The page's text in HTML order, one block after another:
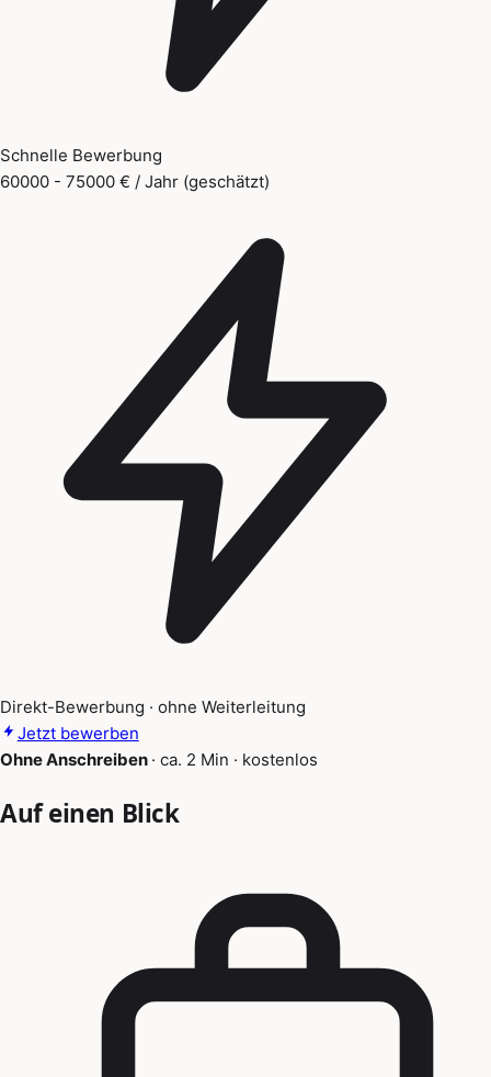
Schnelle Bewerbung
60000 - 75000 € / Jahr (geschätzt)
Direkt-Bewerbung · ohne Weiterleitung
Jetzt bewerben
Ohne Anschreiben · ca. 2 Min · kostenlos
Auf einen Blick